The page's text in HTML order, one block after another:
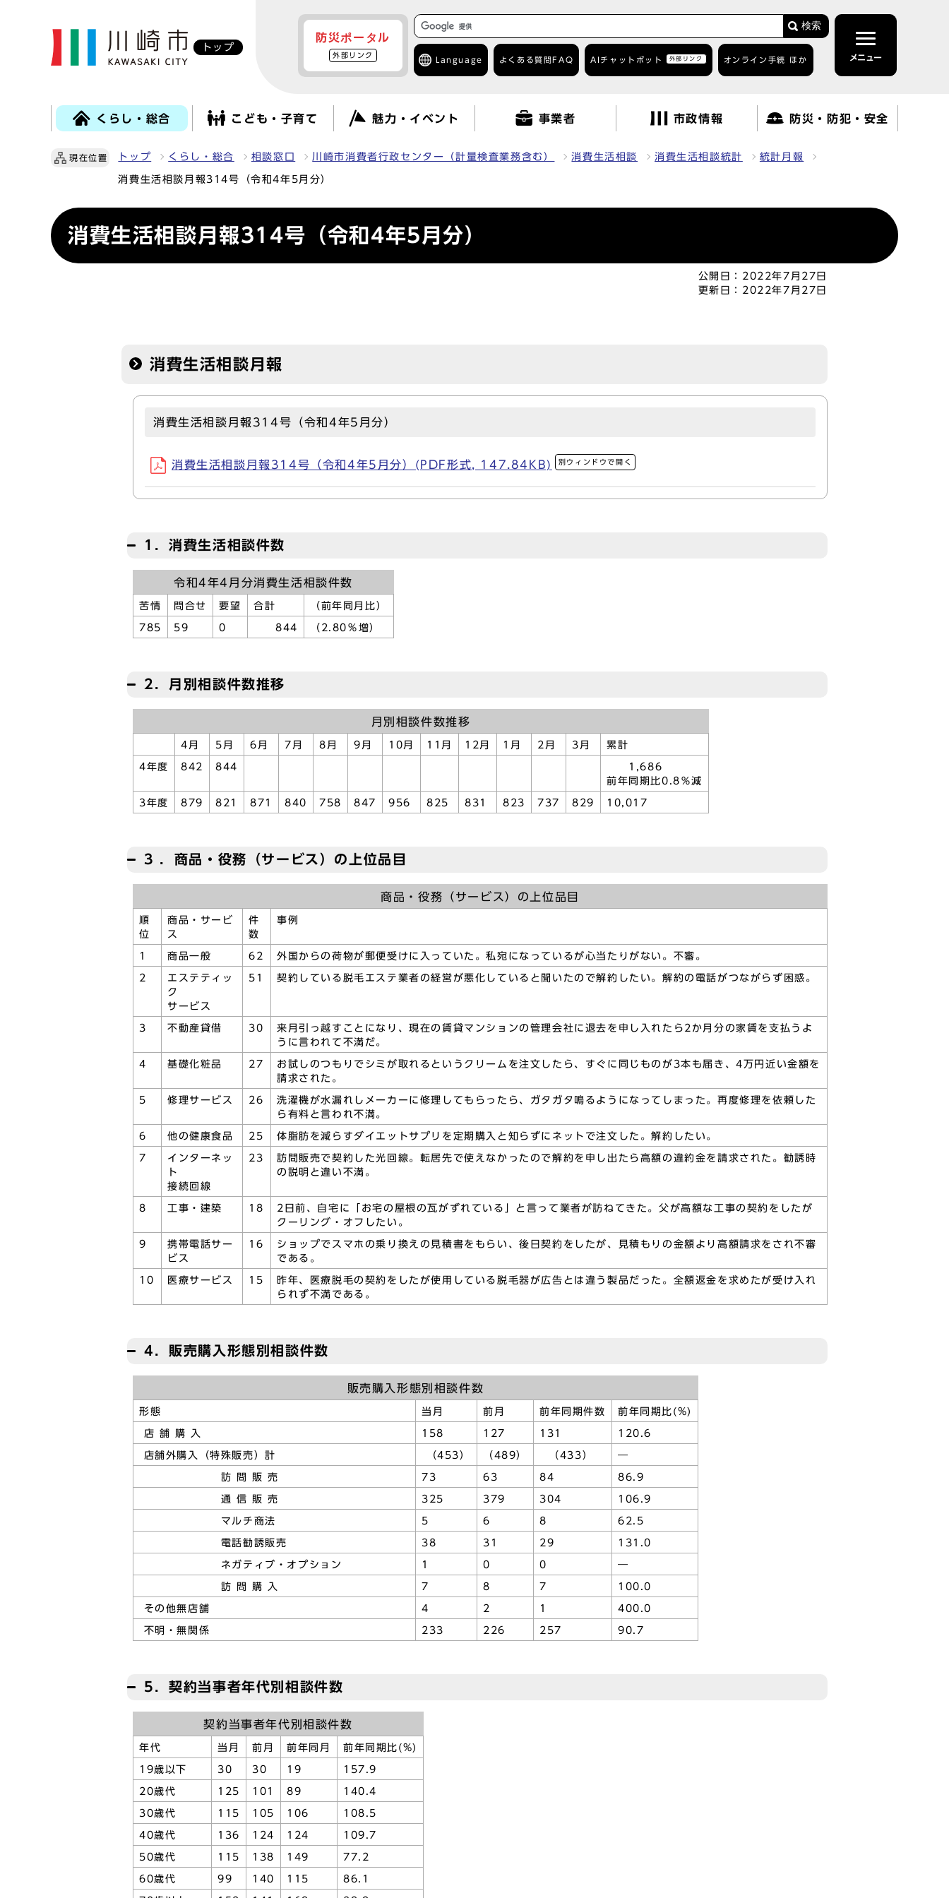
トップ
防災ポータル
外部リンク
検索
Language よくある質問 FAQ AIチャットボット 外部リンク オンライン手続 ほか メニュー
くらし・総合 こども・子育て 魅力・イベント 事業者 市政情報 防災・防犯・安全
現在位置 トップ くらし・総合 相談窓口 川崎市消費者行政センター（計量検査業務含む） 消費生活相談 消費生活相談統計 統計月報
消費生活相談月報314号（令和4年5月分）
消費生活相談月報314号（令和4年5月分）
公開日： 2022年7月27日
更新日： 2022年7月27日
消費生活相談月報
消費生活相談月報314号（令和4年5月分）
消費生活相談月報314号（令和4年5月分）(PDF形式, 147.84KB) 別ウィンドウで開く
1．消費生活相談件数
令和4年4月分消費生活相談件数
苦情 問合せ 要望 合計 （前年同月比）
785 59 0 844 （2.80％増）
2．月別相談件数推移
月別相談件数推移
4月 5月 6月 7月 8月 9月 10月 11月 12月 1月 2月 3月 累計
4年度 842 844
1,686
前年同期比0.8％減
3年度 879 821 871 840 758 847 956 825 831 823 737 829 10,017
3 ．商品・役務（サービス）の上位品目
商品・役務（サービス）の上位品目
順
位
商品・サービ
ス
件
数
事例
1 商品一般 62 外国からの荷物が郵便受けに入っていた。私宛になっているが心当たりがない。不審。
2
エステティッ
ク
サービス
51 契約している脱毛エステ業者の経営が悪化していると聞いたので解約したい。解約の電話がつながらず困惑。
3 不動産貸借 30
来月引っ越すことになり、現在の賃貸マンションの管理会社に退去を申し入れたら2か月分の家賃を支払うよ
うに言われて不満だ。
4 基礎化粧品 27
お試しのつもりでシミが取れるというクリームを注文したら、すぐに同じものが3本も届き、4万円近い金額を
請求された。
5 修理サービス 26
洗濯機が水漏れしメーカーに修理してもらったら、ガタガタ鳴るようになってしまった。再度修理を依頼した
ら有料と言われ不満。
6 他の健康食品 25 体脂肪を減らすダイエットサプリを定期購入と知らずにネットで注文した。解約したい。
7
インターネッ
ト
接続回線
23
訪問販売で契約した光回線。転居先で使えなかったので解約を申し出たら高額の違約金を請求された。勧誘時
の説明と違い不満。
8 工事・建築 18
2日前、自宅に「お宅の屋根の瓦がずれている」と言って業者が訪ねてきた。父が高額な工事の契約をしたが
クーリング・オフしたい。
9
携帯電話サー
ビス
16
ショップでスマホの乗り換えの見積書をもらい、後日契約をしたが、見積もりの金額より高額請求をされ不審
である。
10 医療サービス 15
昨年、医療脱毛の契約をしたが使用している脱毛器が広告とは違う製品だった。全額返金を求めたが受け入れ
られず不満である。
4．販売購入形態別相談件数
販売購入形態別相談件数
形態 当月 前月 前年同期件数 前年同期比(%)
店 舗 購 入 158 127 131 120.6
店舗外購入（特殊販売）計 （453） （489） （433） ―
訪 問 販 売 73 63 84 86.9
通 信 販 売 325 379 304 106.9
マルチ商法 5 6 8 62.5
電話勧誘販売 38 31 29 131.0
ネガティブ・オプション 1 0 0 ―
訪 問 購 入 7 8 7 100.0
その他無店舗 4 2 1 400.0
不明・無関係 233 226 257 90.7
5．契約当事者年代別相談件数
契約当事者年代別相談件数
年代 当月 前月 前年同月 前年同期比(%)
19歳以下 30 30 19 157.9
20歳代 125 101 89 140.4
30歳代 115 105 106 108.5
40歳代 136 124 124 109.7
50歳代 115 138 149 77.2
60歳代 99 140 115 86.1